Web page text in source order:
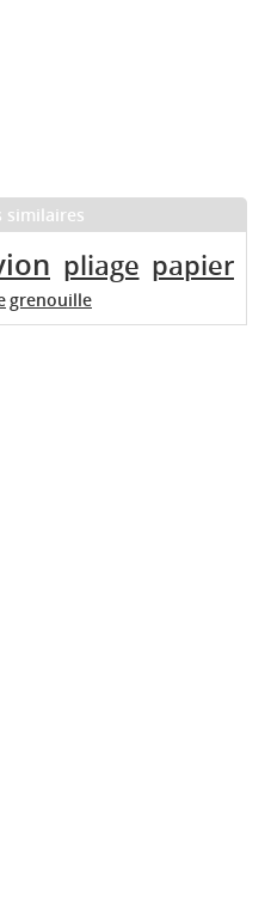
similaires
pliage papier
grenouille